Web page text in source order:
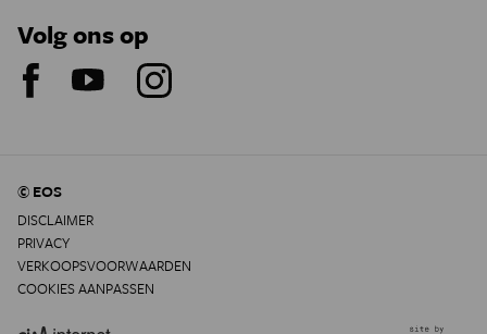
Volg ons op
© EOS
DISCLAIMER
PRIVACY
VERKOOPSVOORWAARDEN
COOKIES AANPASSEN